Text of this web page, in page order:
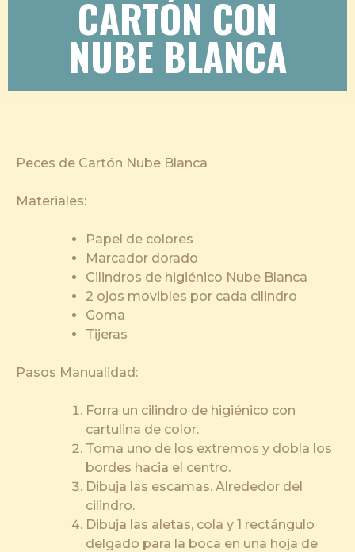
CARTÓN CON
NUBE BLANCA
Peces de Cartón Nube Blanca
Materiales:
Papel de colores
Marcador dorado
Cilindros de higiénico Nube Blanca
2 ojos movibles por cada cilindro
Goma
Tijeras
Pasos Manualidad:
Forra un cilindro de higiénico con
cartulina de color.
Toma uno de los extremos y dobla los
bordes hacia el centro.
Dibuja las escamas. Alrededor del
cilindro.
Dibuja las aletas, cola y 1 rectángulo
delgado para la boca en una hoja de